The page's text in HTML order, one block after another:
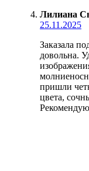
Лилиана
25.11.2025
Заказала
довольна.
пришли
цвета,